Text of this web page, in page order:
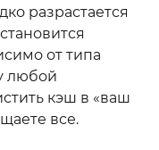
разрастается
от типа
любой
кэш в «ваш
все.